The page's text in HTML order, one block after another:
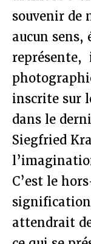
souvenir de
aucun
représente,
inscrite sur
dans le
Siegfried
C’est le
attendrait